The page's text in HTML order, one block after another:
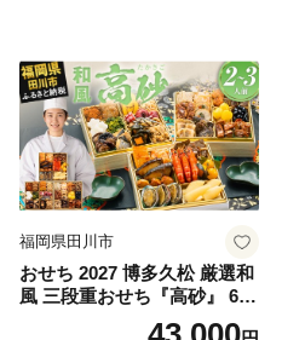
福岡県田川市
おせち 2027 博多久松 厳選和
風 三段重おせち『高砂』 6.5
寸 3段重 2～3人前 おせち料